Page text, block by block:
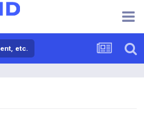
etc.